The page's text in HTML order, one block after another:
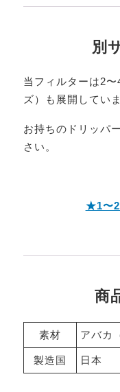
別
当フィルターは2
ズ）も展開していま
お持ちのドリッパ
さい。
★1〜2
商
素材 アバカ
製造国 日本